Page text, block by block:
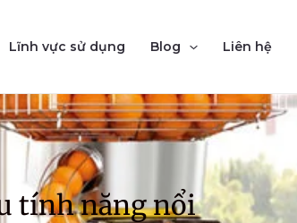
Lĩnh vực sử dụng Blog Liên hệ
tính năng nổi